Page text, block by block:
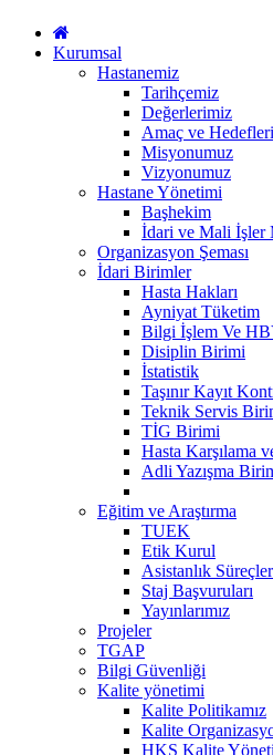
Kurumsal
Hastanemiz
Tarihçemiz
Değerlerimiz
Amaç ve
Misyonumuz
Vizyonumuz
Hastane Yönetimi
Başhekim
İdari ve Mali İşler
Organizasyon Şeması
İdari Birimler
Hasta Hakları
Ayniyat Tüketim
Bilgi İşlem Ve
Disiplin Birimi
İstatistik
Taşınır Kayıt
Teknik Servis
TİG Birimi
Hasta Karşılama
Adli Yazışma
Eğitim ve Araştırma
TUEK
Etik Kurul
Asistanlık
Staj Başvuruları
Yayınlarımız
Projeler
TGAP
Bilgi Güvenliği
Kalite yönetimi
Kalite Politikamız
Kalite
HKS Kalite